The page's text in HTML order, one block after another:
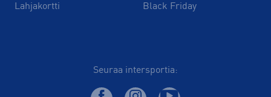
Lahjakortti
Black Friday
Seuraa intersportia: